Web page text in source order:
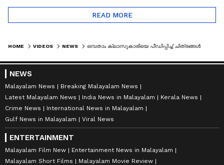
READ MORE
HOME VIDEOS NEWS
NEWS
Malayalam News
Breaking Malayalam News
Latest Malayalam News
India News in Malayalam
Kerala News
Crime News
International News in Malayalam
Gulf News in Malayalam
Viral News
ENTERTAINMENT
Malayalam Film New
Entertainment News in Malayalam
Malayalam Short Films
Malayalam Movie Review